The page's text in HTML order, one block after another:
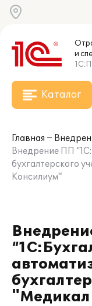
и
Каталог
Главная
Внедрение ПП
бухгалтерского
Консилиум"